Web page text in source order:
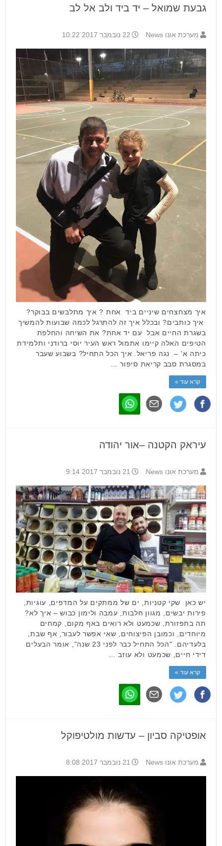
גבעת שמואל – יד ביד ולב אל לב
מערכת אונו News 22 נובמבר 2017 10:22
איך מצחצחים שיניים ביד אחת ? איך מתלבשים בבוקר?
איך כותבים? ובכלל איך זה להתרגל לכמה שבועות להמשיך
בשגרת החיים אבל עם יד אחת? את השיחה והחלפת
הטיפים האלה קיימו אתמול ראש העיר יוסי ברודני ותלמידת
כיתה א' – נגה פריאל. איך הכל התחיל? בשבוע שעבר
במסגרת סבב קריאת סיפור …
קרא עוד »
עיראק הקטנה –אור יהודה
מערכת אונו News 21 נובמבר 2017 9:14
יש כאן שקי קטניות, ים של ממתקים על המדפים, עוגיות,
פירות יבשים, מגוון חלבות, עמבה ולימון כבוש – איך לא?
תה בתפזורת, שכמעט ולא רואים באף מקום, קמחים
מיוחדים, וכמובן הפיצוחים, שאי אפשר לעבור, אף שבת,
בלעדיהם. "הכל התחיל כבר לפני 23 שנה", אומר הבעלים
דידי חיים, שכמעט ולא עוזב …
קרא עוד »
אופטיקה סביון – עדשות מולטיפוקל
מערכת אונו News 21 נובמבר 2017 8:08